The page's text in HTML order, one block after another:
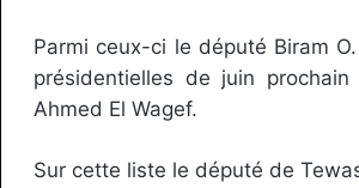
Parmi ceux-ci le député Biram
présidentielles de juin
Ahmed El Wagef.
Sur cette liste le député de